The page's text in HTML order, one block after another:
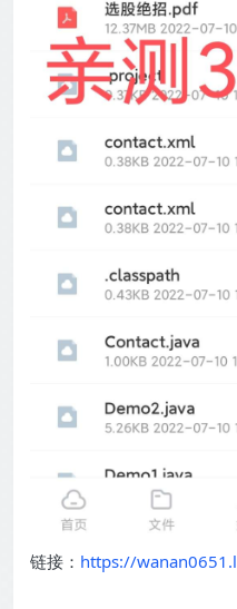
链接： https://